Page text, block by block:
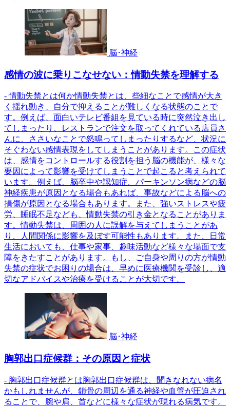
脳･神経
感情の波に乗りこなせない：情動失禁を理解する
- 情動失禁とは何か情動失禁とは、些細なことで感情が大き
く揺れ動き、自分で抑えることが難しくなる状態のことで
す。例えば、面白いテレビ番組を見ている時に突然泣き出し
てしまったり、レストランで注文を取ってくれている店員さ
んに、ささいなことで怒鳴ってしまったりするなど、状況に
そぐわない感情表現をしてしまうことがあります。この症状
は、感情をコントロールする役割を担う脳の機能が、様々な
要因によって影響を受けてしまうことで起こると考えられて
います。例えば、脳卒中や認知症、パーキンソン病などの脳
神経疾患が原因となる場合もあれば、事故などによる脳への
損傷が原因となる場合もあります。また、強いストレスや疲
労、睡眠不足なども、情動失禁の引き金となることがありま
す。情動失禁は、周囲の人に誤解を与えてしまうことがあ
り、人間関係に影響を及ぼす可能性もあります。また、日常
生活においても、仕事や家事、趣味活動など様々な場面で支
障をきたすことがあります。もし、ご自身や周りの方が情動
失禁の症状でお困りの場合は、早めに医療機関を受診し、適
切なアドバイスや治療を受けることが大切です。
脳･神経
胸郭出口症候群：その原因と症状
- 胸郭出口症候群とは胸郭出口症候群は、聞きなれない病名
かもしれませんが、鎖骨の周辺を通る神経や血管が圧迫され
ることで、腕や肩、首などに様々な症状が現れる病気です。